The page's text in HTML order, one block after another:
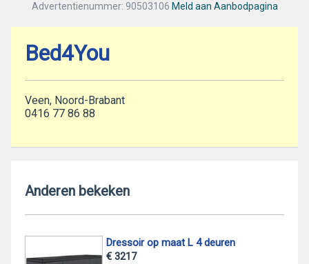
Advertentienummer: 90503106 Meld aan Aanbodpagina
Bed4You
Veen, Noord-Brabant
0416 77 86 88
Anderen bekeken
Dressoir op maat L 4 deuren
€ 3217